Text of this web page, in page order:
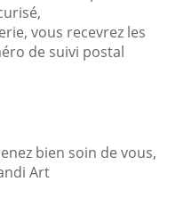
vous recevrez les
de suivi postal
bien soin de vous,
Art